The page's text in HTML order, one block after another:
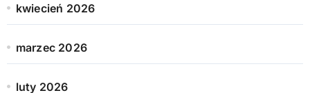
kwiecień 2026
marzec 2026
luty 2026